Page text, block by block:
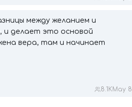
между желанием и
и делает это основой
вера, там и начинает
8.1K May 8